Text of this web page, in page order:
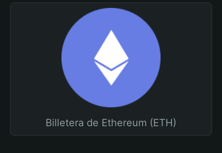
Billetera de Ethereum (ETH)